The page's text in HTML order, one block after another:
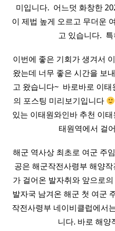
미입니다. ​ 어느덧 화창한
이 제법 높게 오르고 무더운
고 있습니다.
이번에 좋은 기회가 생겨서
왔는데 너무 좋은 시간을 보
고 왔습니다~ ​ 바로바로 이태
의 포스팅 미리보기입니다
있는 이태원와인바 추천 이태
태원역에서 걸
해군 역사상 최초로 여군 주임
공은 해군작전사령부 해양
가 걸어온 발자취와 앞으로
발자국 남겨온 해군 첫 여군
작전사령부 네이비클럽에서
니다. 바로 해